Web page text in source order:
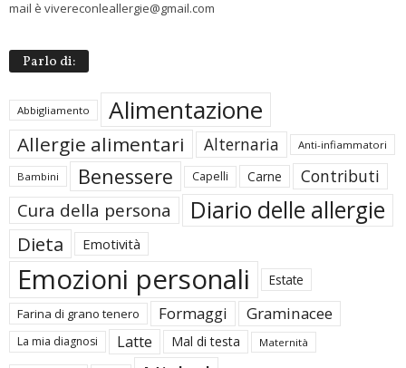
mail è vivereconleallergie@gmail.com
Parlo di:
Abbigliamento Alimentazione
Allergie alimentari Alternaria Anti-infiammatori
Bambini Benessere Capelli Carne Contributi
Cura della persona Diario delle allergie
Dieta Emotività
Emozioni personali Estate
Farina di grano tenero Formaggi Graminacee
La mia diagnosi Latte Mal di testa Maternità